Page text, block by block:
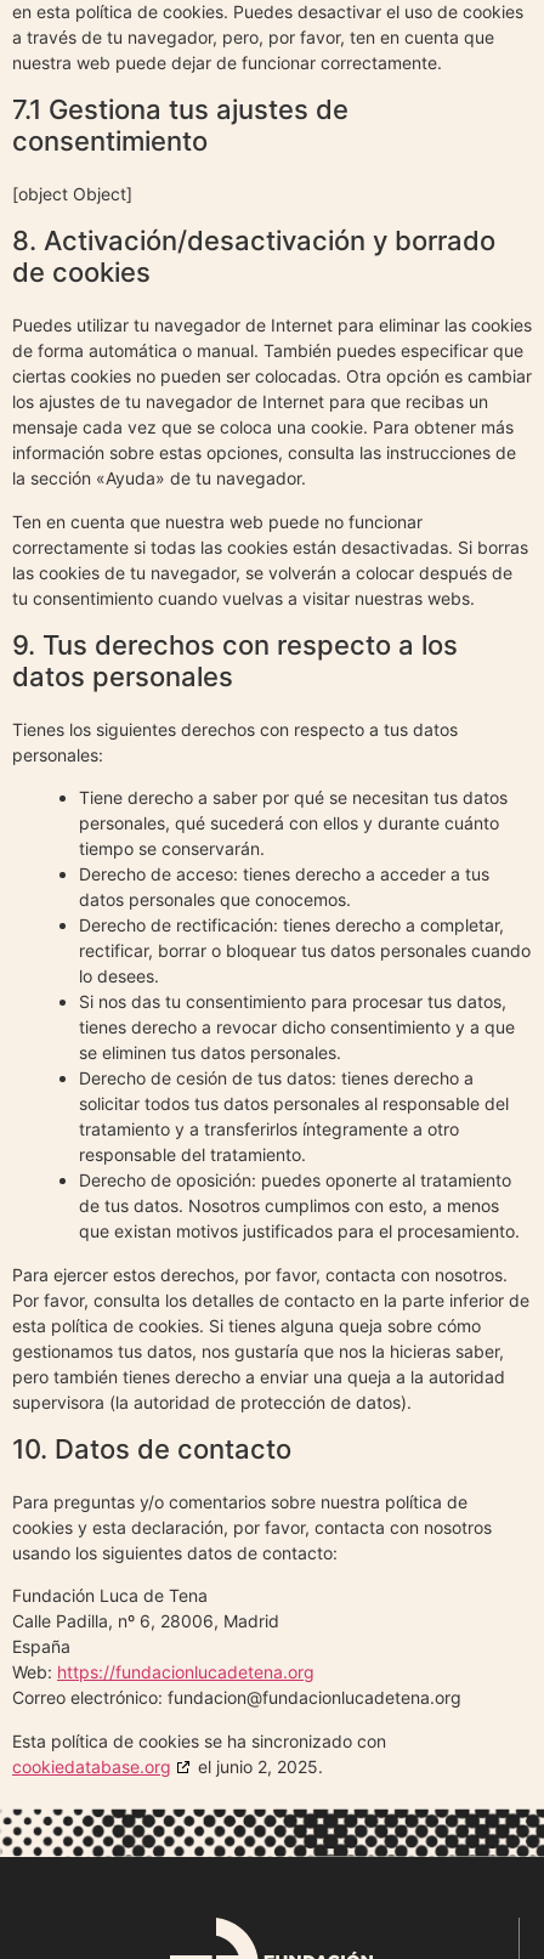
en esta política de cookies. Puedes desactivar el uso de cookies
a través de tu navegador, pero, por favor, ten en cuenta que
nuestra web puede dejar de funcionar correctamente.
7.1 Gestiona tus ajustes de
consentimiento
[object Object]
8. Activación/desactivación y borrado
de cookies
Puedes utilizar tu navegador de Internet para eliminar las cookies
de forma automática o manual. También puedes especificar que
ciertas cookies no pueden ser colocadas. Otra opción es cambiar
los ajustes de tu navegador de Internet para que recibas un
mensaje cada vez que se coloca una cookie. Para obtener más
información sobre estas opciones, consulta las instrucciones de
la sección «Ayuda» de tu navegador.
Ten en cuenta que nuestra web puede no funcionar
correctamente si todas las cookies están desactivadas. Si borras
las cookies de tu navegador, se volverán a colocar después de
tu consentimiento cuando vuelvas a visitar nuestras webs.
9. Tus derechos con respecto a los
datos personales
Tienes los siguientes derechos con respecto a tus datos
personales:
Tiene derecho a saber por qué se necesitan tus datos
personales, qué sucederá con ellos y durante cuánto
tiempo se conservarán.
Derecho de acceso: tienes derecho a acceder a tus
datos personales que conocemos.
Derecho de rectificación: tienes derecho a completar,
rectificar, borrar o bloquear tus datos personales cuando
lo desees.
Si nos das tu consentimiento para procesar tus datos,
tienes derecho a revocar dicho consentimiento y a que
se eliminen tus datos personales.
Derecho de cesión de tus datos: tienes derecho a
solicitar todos tus datos personales al responsable del
tratamiento y a transferirlos íntegramente a otro
responsable del tratamiento.
Derecho de oposición: puedes oponerte al tratamiento
de tus datos. Nosotros cumplimos con esto, a menos
que existan motivos justificados para el procesamiento.
Para ejercer estos derechos, por favor, contacta con nosotros.
Por favor, consulta los detalles de contacto en la parte inferior de
esta política de cookies. Si tienes alguna queja sobre cómo
gestionamos tus datos, nos gustaría que nos la hicieras saber,
pero también tienes derecho a enviar una queja a la autoridad
supervisora (la autoridad de protección de datos).
10. Datos de contacto
Para preguntas y/o comentarios sobre nuestra política de
cookies y esta declaración, por favor, contacta con nosotros
usando los siguientes datos de contacto:
Fundación Luca de Tena
Calle Padilla, nº 6, 28006, Madrid
España
Web: https://fundacionlucadetena.org
Correo electrónico: fundacion@fundacionlucadetena.org
Esta política de cookies se ha sincronizado con
cookiedatabase.org
el junio 2, 2025.